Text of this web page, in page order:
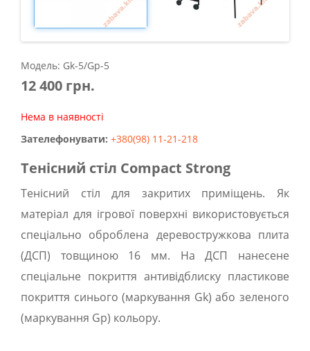
Модель: Gk-5/Gp-5
12 400 грн.
Нема в наявності
Зателефонувати: +380(98) 11-21-218
Тенісний стіл Compact Strong
Тенісний стіл для закритих приміщень. Як
матеріал для ігрової поверхні використовується
спеціально оброблена деревостружкова плита
(ДСП) товщиною 16 мм. На ДСП нанесене
спеціальне покриття антивідблиску пластикове
покриття синього (маркування Gk) або зеленого
(маркування Gp) кольору.